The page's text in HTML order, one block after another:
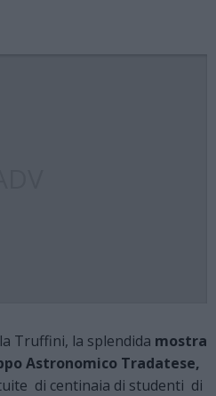
Truffini, la splendida mostra
Astronomico Tradatese,
di centinaia di studenti di